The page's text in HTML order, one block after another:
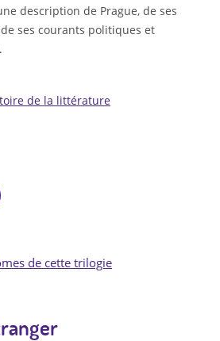
description de Prague, de ses
ses courants politiques et
de la littérature
de cette trilogie